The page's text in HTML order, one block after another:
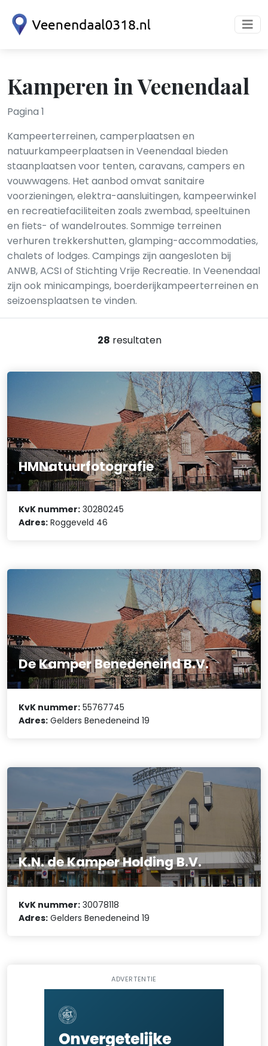
Kamperen in Veenendaal
Pagina 1
Kampeerterreinen, camperplaatsen en
natuurkampeerplaatsen in Veenendaal bieden
staanplaatsen voor tenten, caravans, campers en
vouwwagens. Het aanbod omvat sanitaire
voorzieningen, elektra-aansluitingen, kampeerwinkel
en recreatiefaciliteiten zoals zwembad, speeltuinen
en fiets- of wandelroutes. Sommige terreinen
verhuren trekkershutten, glamping-accommodaties,
chalets of lodges. Campings zijn aangesloten bij
ANWB, ACSI of Stichting Vrije Recreatie. In Veenendaal
zijn ook minicampings, boerderijkampeerterreinen en
seizoensplaatsen te vinden.
28 resultaten
HMNatuurfotografie
KvK nummer: 30280245
Adres: Roggeveld 46
De Kamper Benedeneind B.V.
KvK nummer: 55767745
Adres: Gelders Benedeneind 19
K.N. de Kamper Holding B.V.
KvK nummer: 30078118
Adres: Gelders Benedeneind 19
ADVERTENTIE